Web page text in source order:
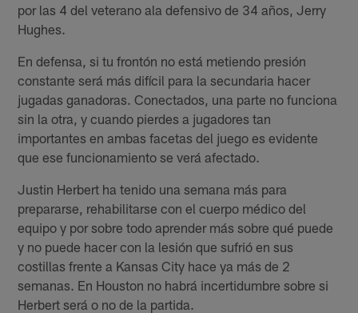
por las 4 del veterano ala defensivo de 34 años, Jerry
Hughes.
En defensa, si tu frontón no está metiendo presión
constante será más difícil para la secundaria hacer
jugadas ganadoras. Conectados, una parte no funciona
sin la otra, y cuando pierdes a jugadores tan
importantes en ambas facetas del juego es evidente
que ese funcionamiento se verá afectado.
Justin Herbert ha tenido una semana más para
prepararse, rehabilitarse con el cuerpo médico del
equipo y por sobre todo aprender más sobre qué puede
y no puede hacer con la lesión que sufrió en sus
costillas frente a Kansas City hace ya más de 2
semanas. En Houston no habrá incertidumbre sobre si
Herbert será o no de la partida.